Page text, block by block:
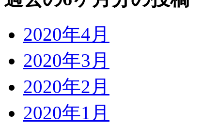
2020年4月
2020年3月
2020年2月
2020年1月